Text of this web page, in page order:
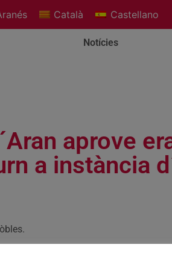
Català Castellano
Notícies
aprove
a instància